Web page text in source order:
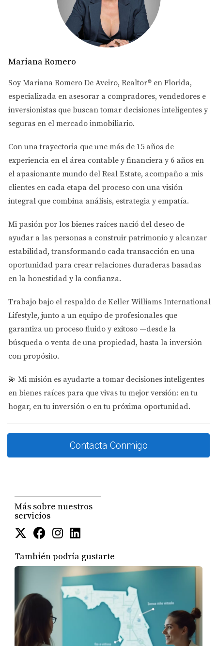
Ventajas del Alquiler a Largo Plazo
Ingresos predecibles:Al firmar un contrato de
arrendamiento anual, puedes contar con un flujo
constante de ingresos mensuales.
Menor rotación de inquilinos:
Esto significa menos
tiempo y dinero gastado en encontrar nuevos
inquilinos y en mantenimiento.
Menos desgaste:Un inquilino a largo plazo tiende a
cuidar mejor la propiedad.
Desventajas del Alquiler a Largo Plazo
Menor flexibilidad:
Una vez firmado el contrato,
puede ser difícil recuperar la propiedad antes de
que finalice el término.
Ajustes limitados en el alquiler:Los aumentos de
renta suelen estar regulados y pueden no reflejar el
Alquiler a Corto Plazo (Airbnb)
Por otro lado, el alquiler a corto plazo ha ganado
popularidad gracias al auge de plataformas como
Airbnb. Esta opción permite alquilar tu propiedad por
ingresos potenciales.
Ventajas del Alquiler a Corto Plazo
Altos ingresos potenciales:Puedes cobrar tarifas
más altas por noche en comparación con el
alquiler mensual.
no esté alquilada y ajustar las tarifas según la
demanda.
Oportunidad de conocer gente nueva:Cada
Desventajas del Alquiler a Corto Plazo
Regulaciones locales:
restricciones sobre los alquileres a corto plazo que
pueden complicar esta opción.
Incertidumbre en los ingresos:
fluctuar según la temporada, afectando tus
Estudios de Caso
Para ilustrar mejor estas opciones, veamos tres estudios
de caso que destacan experiencias reales de propietarios
en Florida.
Caso 1: Propietario en Miami - Alquiler a
Mariana Romero
Soy Mariana Romero De Aveiro, Realtor® en Florida,
especializada en asesorar a compradores, vendedores e
inversionistas que buscan tomar decisiones inteligentes y
seguras en el mercado inmobiliario.
Con una trayectoria que une más de 15 años de
experiencia en el área contable y financiera y 6 años en
el apasionante mundo del Real Estate, acompaño a mis
clientes en cada etapa del proceso con una visión
integral que combina análisis, estrategia y empatía.
Mi pasión por los bienes raíces nació del deseo de
ayudar a las personas a construir patrimonio y alcanzar
estabilidad, transformando cada transacción en una
oportunidad para crear relaciones duraderas basadas
en la honestidad y la confianza.
Trabajo bajo el respaldo de Keller Williams International
Lifestyle, junto a un equipo de profesionales que
garantiza un proceso fluido y exitoso —desde la
búsqueda o venta de una propiedad, hasta la inversión
con propósito.
💫 Mi misión es ayudarte a tomar decisiones inteligentes
en bienes raíces para que vivas tu mejor versión: en tu
hogar, en tu inversión o en tu próxima oportunidad.
Contacta Conmigo
Más sobre nuestros
servicios
También podría gustarte